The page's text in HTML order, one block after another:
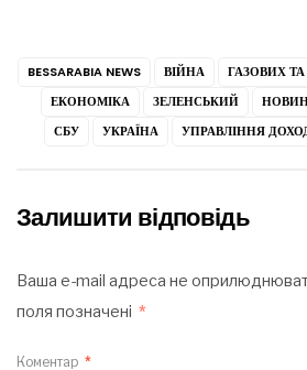
BESSARABIA NEWS ВІЙНА
ГАЗОВИХ
ЕКОНОМІКА
ЗЕЛЕНСЬКИЙ
СБУ
УКРАЇНА УПРАВЛІННЯ
Залишити відповідь
Ваша e-mail адреса не
поля позначені *
Коментар *